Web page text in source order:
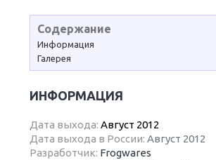
Содержание
Информация
Галерея
ИНФОРМАЦИЯ
Дата выхода: Август 2012
Дата выхода в России: Август 2012
Разработчик: Frogwares